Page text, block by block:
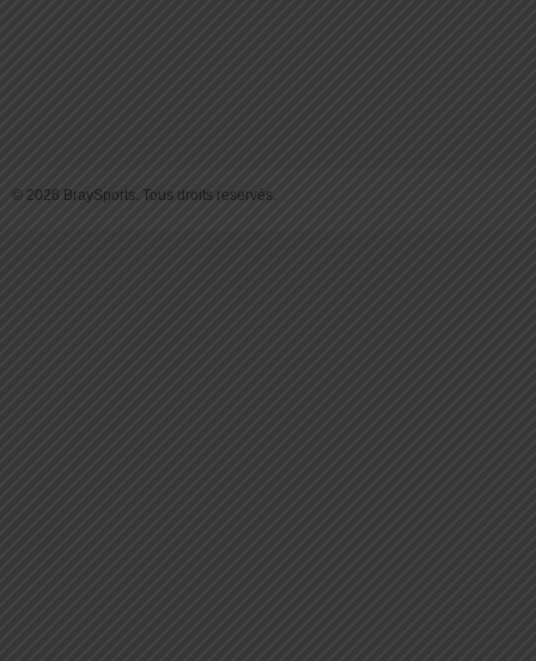
© 2026 BraySports. Tous droits reservés.